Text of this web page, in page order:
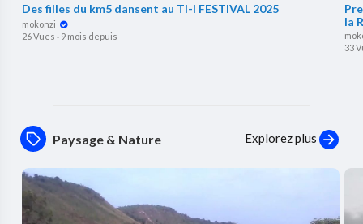
Des filles du km5 dansent au TI-I FESTIVAL 2025
mokonzi
26 Vues · 9 mois depuis
la
33
Paysage & Nature Explorez plus